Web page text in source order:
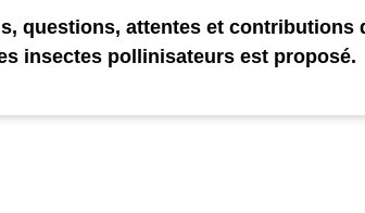
questions, attentes et contributions
insectes pollinisateurs est proposé.